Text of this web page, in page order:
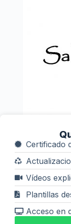
Certificado
Vídeos
Plantillas
Acceso en